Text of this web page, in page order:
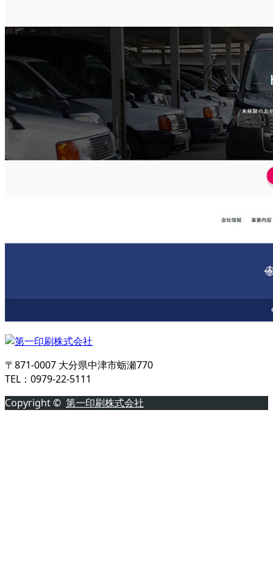
〒871-0007 大分県中津市蛎瀬770
TEL：0979-22-5111
Copyright © 第一印刷株式会社